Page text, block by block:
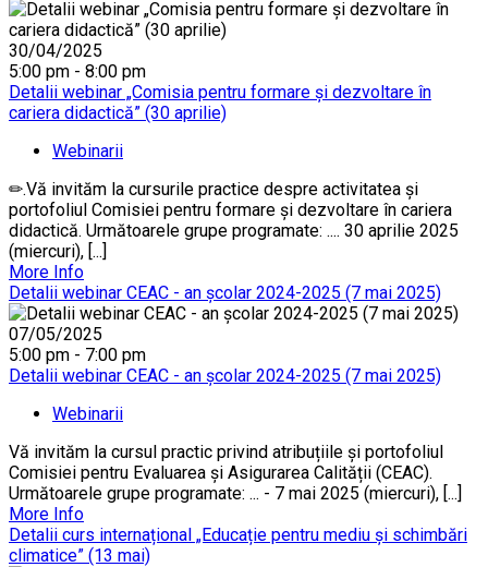
30/04/2025
5:00 pm - 8:00 pm
Detalii webinar „Comisia pentru formare și dezvoltare în
cariera didactică” (30 aprilie)
Webinarii
✏.Vă invităm la cursurile practice despre activitatea și
portofoliul Comisiei pentru formare și dezvoltare în cariera
didactică. Următoarele grupe programate: .... 30 aprilie 2025
(miercuri), [...]
More Info
Detalii webinar CEAC - an școlar 2024-2025 (7 mai 2025)
07/05/2025
5:00 pm - 7:00 pm
Detalii webinar CEAC - an școlar 2024-2025 (7 mai 2025)
Webinarii
Vă invităm la cursul practic privind atribuțiile și portofoliul
Comisiei pentru Evaluarea și Asigurarea Calității (CEAC).
Următoarele grupe programate: ... - 7 mai 2025 (miercuri), [...]
More Info
Detalii curs internațional „Educație pentru mediu și schimbări
climatice” (13 mai)